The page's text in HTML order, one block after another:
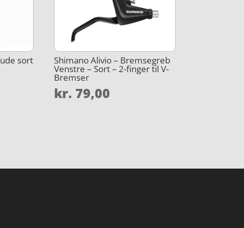
sort Shimano Alivio – Bremsegreb
Venstre – Sort – 2-finger til V-
Bremser
kr. 79,00